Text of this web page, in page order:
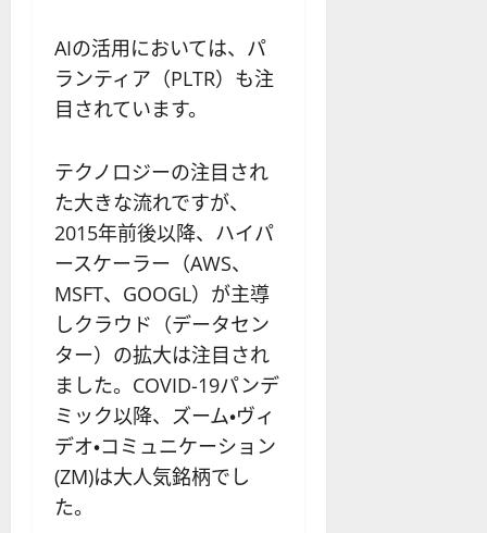
AIの活用においては、パ
ランティア（PLTR）も注
目されています。
テクノロジーの注目され
た大きな流れですが、
2015年前後以降、ハイパ
ースケーラー（AWS、
MSFT、GOOGL）が主導
しクラウド（データセン
ター）の拡大は注目され
ました。COVID-19パンデ
ミック以降、ズーム・ヴィ
デオ・コミュニケーション
(ZM)は大人気銘柄でし
た。